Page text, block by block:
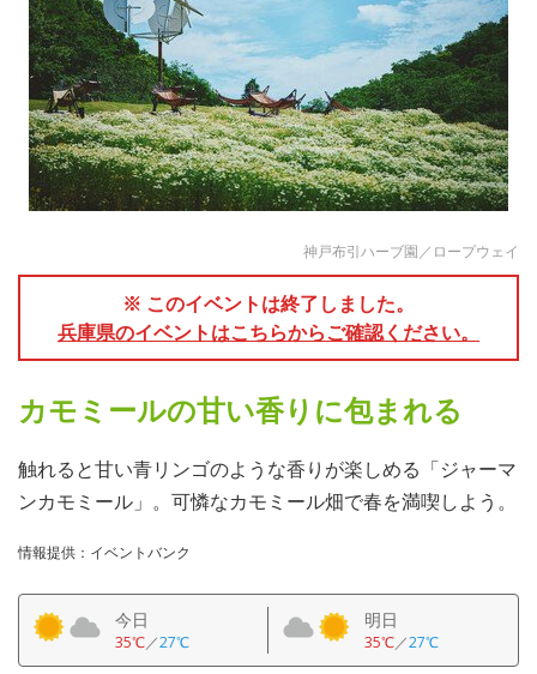
神戸布引ハーブ園／ロープウェイ
※ このイベントは終了しました。
兵庫県のイベントはこちらからご確認ください。
カモミールの甘い香りに包まれる
触れると甘い青リンゴのような香りが楽しめる「ジャーマ
ンカモミール」。可憐なカモミール畑で春を満喫しよう。
情報提供：イベントバンク
今日
35℃／27℃
明日
35℃／27℃